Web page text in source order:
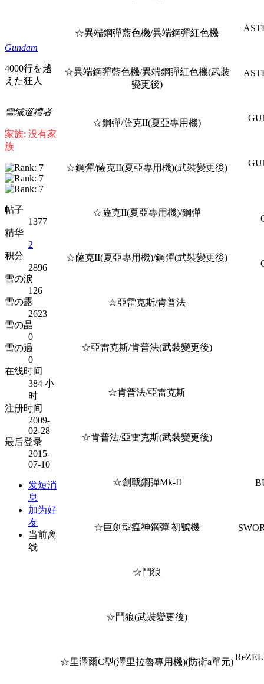
Gundam
4000行を越
えた狂人
雪域巡禮者
家族: 没有家
族
帖子
1377
精华
2
积分
2896
雪の涙
126
雪の露
2623
雪の晶
0
雪の過
0
在线时间
384 小
时
注册时间
2009-
02-28
最后登录
2015-
07-10
发短消
息
加为好
友
当前离
线
☆異端鋼彈藍色機/異端鋼彈紅色機
☆異端鋼彈藍色機/異端鋼彈紅色機(武裝
變更後)
☆鋼彈/薩克II(夏亞專用機)
☆鋼彈/薩克II(夏亞專用機)(武裝變更後)
☆薩克II(夏亞專用機)/鋼彈
☆薩克II(夏亞專用機)/鋼彈(武裝變更後)
☆亞雷克斯/肯普法
☆亞雷克斯/肯普法(武裝變更後)
☆肯普法/亞雷克斯
☆肯普法/亞雷克斯(武裝變更後)
☆創戰鋼彈Mk-II
☆巨劍型瘟神鋼彈 初號機
☆鬥狼
☆鬥狼(武裝變更後)
☆里澤爾C型(澤里拉魯專用機)(防衛a單元)